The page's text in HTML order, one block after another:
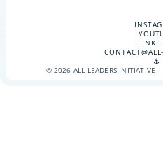
⚓
© 2026 ALL LEADERS INITIATIVE